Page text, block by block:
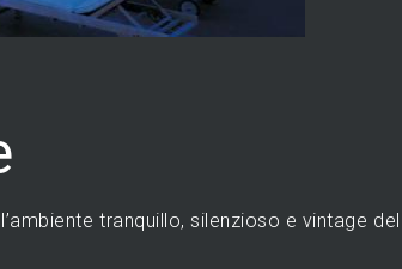
tranquillo, silenzioso e vintage